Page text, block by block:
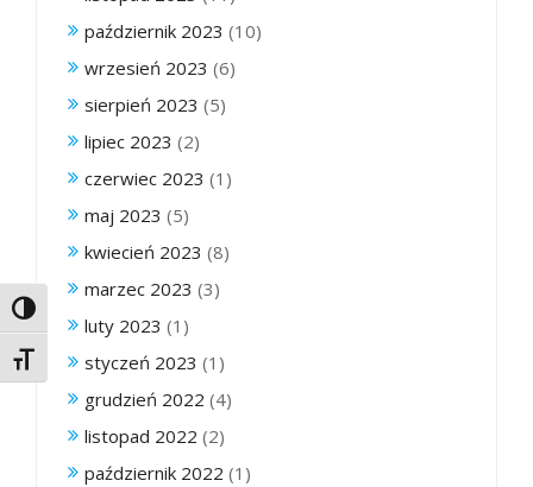
Toggle High Contrast
Toggle Font size
październik 2023 (10)
wrzesień 2023 (6)
sierpień 2023 (5)
lipiec 2023 (2)
czerwiec 2023 (1)
maj 2023 (5)
kwiecień 2023 (8)
marzec 2023 (3)
luty 2023 (1)
styczeń 2023 (1)
grudzień 2022 (4)
listopad 2022 (2)
październik 2022 (1)